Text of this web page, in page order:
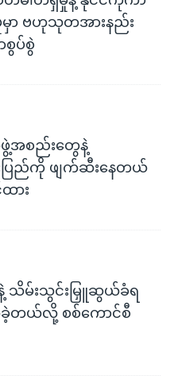
ာ ဗဟုသုတအားနည်း
ပ်စွဲ
အစည်းတွေနဲ့
ြည်ကို ဖျက်ဆီးနေတယ်
ား
သိမ်းသွင်းမြှူဆွယ်ခံရ
ခဲ့တယ်လို့ စစ်ကောင်စီ